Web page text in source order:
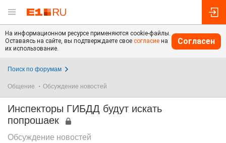
На информационном ресурсе применяются cookie-файлы.
Оставаясь на сайте, вы подтверждаете свое согласие на
их использование.
Согласен
Поиск по форумам
Общение Обсуждение новостей
Инспекторы ГИБДД будут искать
попрошаек
Обсуждение новостей